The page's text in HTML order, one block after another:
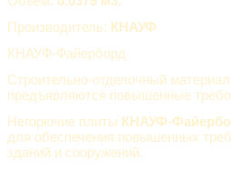
Производитель: КНАУФ
КНАУФ-Файерборд
Строительно-отделочный
предъявляются повышенные
Негорючие плиты КНАУФ-
для обеспечения повышенных
зданий и сооружений.